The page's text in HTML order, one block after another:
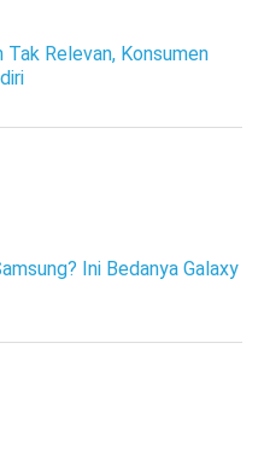
Tak Relevan, Konsumen
Ini Bedanya Galaxy